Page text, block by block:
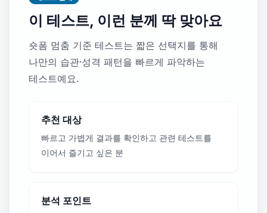
이 테스트, 이런 분께 딱 맞아요
숏폼 멈춤 기준 테스트는 짧은 선택지를 통해
나만의 습관·성격 패턴을 빠르게 파악하는
테스트예요.
추천 대상
빠르고 가볍게 결과를 확인하고 관련 테스트를
이어서 즐기고 싶은 분
분석 포인트